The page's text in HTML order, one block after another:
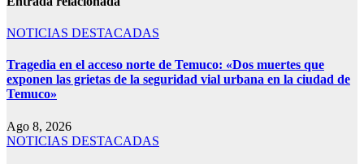
NOTICIAS DESTACADAS
Tragedia en el acceso norte de Temuco: «Dos muertes que
exponen las grietas de la seguridad vial urbana en la ciudad de
Temuco»
Ago 8, 2026
NOTICIAS DESTACADAS